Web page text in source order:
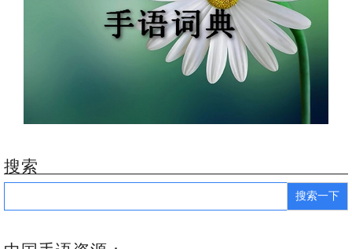
搜索
Search